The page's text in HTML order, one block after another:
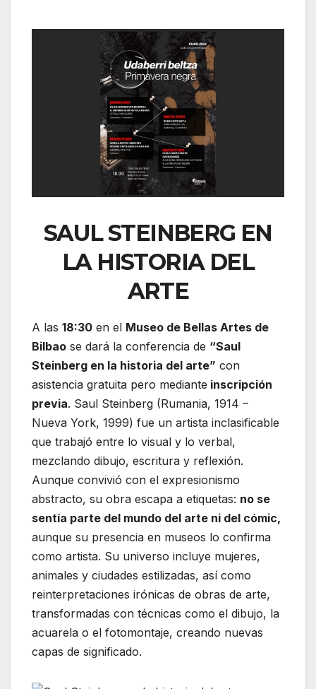
SAUL STEINBERG EN
LA HISTORIA DEL
ARTE
A las 18:30 en el Museo de Bellas Artes de
Bilbao se dará la conferencia de “Saul
Steinberg en la historia del arte” con
asistencia gratuita pero mediante inscripción
previa. Saul Steinberg (Rumania, 1914 –
Nueva York, 1999) fue un artista inclasificable
que trabajó entre lo visual y lo verbal,
mezclando dibujo, escritura y reflexión.
Aunque convivió con el expresionismo
abstracto, su obra escapa a etiquetas: no se
sentía parte del mundo del arte ni del cómic,
aunque su presencia en museos lo confirma
como artista. Su universo incluye mujeres,
animales y ciudades estilizadas, así como
reinterpretaciones irónicas de obras de arte,
transformadas con técnicas como el dibujo, la
acuarela o el fotomontaje, creando nuevas
capas de significado.